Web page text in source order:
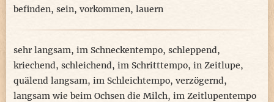
befinden, sein, vorkommen, lauern
sehr langsam, im Schneckentempo, schleppend,
kriechend, schleichend, im Schritttempo, in Zeitlupe,
quälend langsam, im Schleichtempo, verzögernd,
langsam wie beim Ochsen die Milch, im Zeitlupentempo